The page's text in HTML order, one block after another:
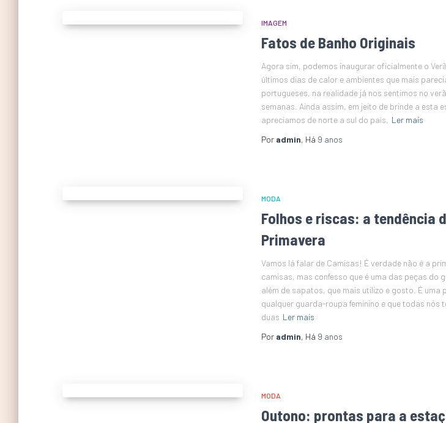
IMAGEM
Fatos de Banho Originais
Agora sim, podemos inaugurar oficialmente o
últimos dias de calor e ambientes que mais
portugueses, na realidade já nos sentimos no
semanas. Ainda assim, em jeito de brinde a esta
apreciamos de norte a sul do país, Ler mais
Por admin, Há 9 anos
MODA
Folhos e riscas: a tendência
Primavera
Vamos lá falar de Camisas! É verdade não é a
camisas, mas confesso que é uma das peças do
além de sapatos, que mais utilizo e gosto. É uma
qualquer guarda-roupa feminino e que todas nós
duas Ler mais
Por admin, Há 9 anos
MODA
Outono: prontas para a